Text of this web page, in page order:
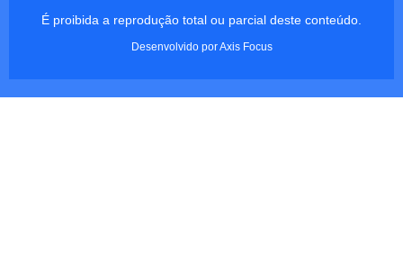
É proibida a reprodução total ou parcial deste conteúdo.
Desenvolvido porAxis Focus